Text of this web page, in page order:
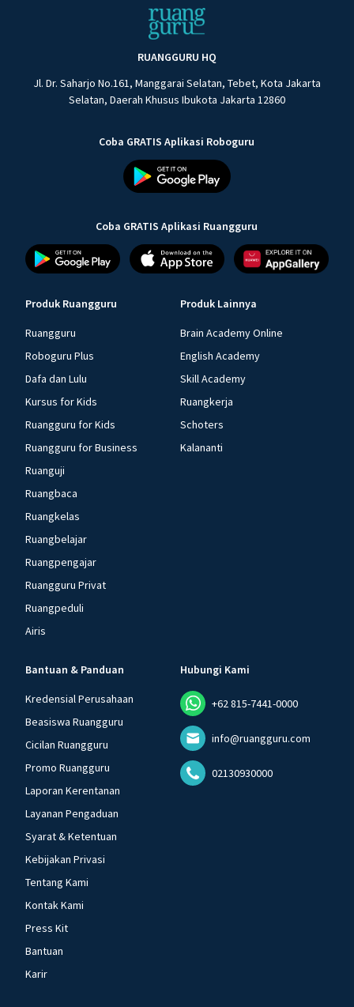
RUANGGURU HQ
Jl. Dr. Saharjo No.161, Manggarai Selatan, Tebet, Kota Jakarta
Selatan, Daerah Khusus Ibukota Jakarta 12860
Coba GRATIS Aplikasi Roboguru
Coba GRATIS Aplikasi Ruangguru
Produk Ruangguru
Ruangguru
Roboguru Plus
Dafa dan Lulu
Kursus for Kids
Ruangguru for Kids
Ruangguru for Business
Ruanguji
Ruangbaca
Ruangkelas
Ruangbelajar
Ruangpengajar
Ruangguru Privat
Ruangpeduli
Airis
Produk Lainnya
Brain Academy Online
English Academy
Skill Academy
Ruangkerja
Schoters
Kalananti
Bantuan & Panduan
Kredensial Perusahaan
Beasiswa Ruangguru
Cicilan Ruangguru
Promo Ruangguru
Laporan Kerentanan
Layanan Pengaduan
Syarat & Ketentuan
Kebijakan Privasi
Tentang Kami
Kontak Kami
Press Kit
Bantuan
Karir
Hubungi Kami
+62 815-7441-0000
info@ruangguru.com
02130930000